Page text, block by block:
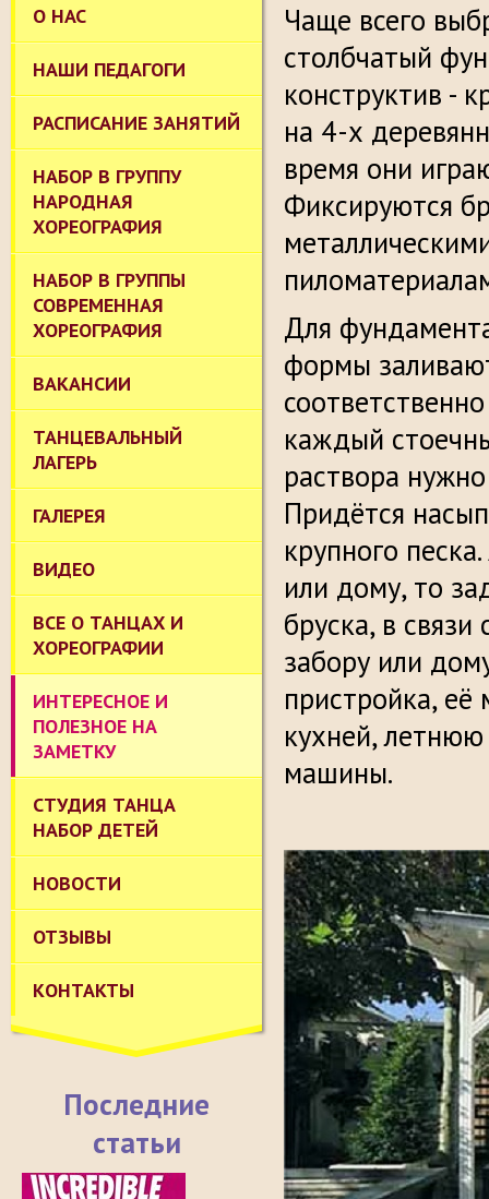
О НАС
НАШИ ПЕДАГОГИ
РАСПИСАНИЕ ЗАНЯТИЙ
НАБОР В ГРУППУ
НАРОДНАЯ
ХОРЕОГРАФИЯ
НАБОР В ГРУППЫ
СОВРЕМЕННАЯ
ХОРЕОГРАФИЯ
ВАКАНСИИ
ТАНЦЕВАЛЬНЫЙ
ЛАГЕРЬ
ГАЛЕРЕЯ
ВИДЕО
ВСЕ О ТАНЦАХ И
ХОРЕОГРАФИИ
ИНТЕРЕСНОЕ И
ПОЛЕЗНОЕ НА
ЗАМЕТКУ
СТУДИЯ ТАНЦА
НАБОР ДЕТЕЙ
НОВОСТИ
ОТЗЫВЫ
КОНТАКТЫ
Последние
статьи
Чаще всего
столбчатый
конструктив -
на 4-х
время они
Фиксируются
Для
формы
каждый
раствора
Придётся
крупного
или дому, то
бруска, в
забору или
пристройка, её
кухней,
машины.